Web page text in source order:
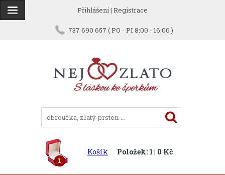
Přihlášení| Registrace
737 690 657 ( PO - PI 8:00 - 16:00 )
1
Košík Položek: 1 | 0 Kč